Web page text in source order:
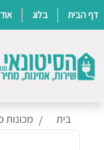
Skip
דף הבית בלוג
בית מכונות